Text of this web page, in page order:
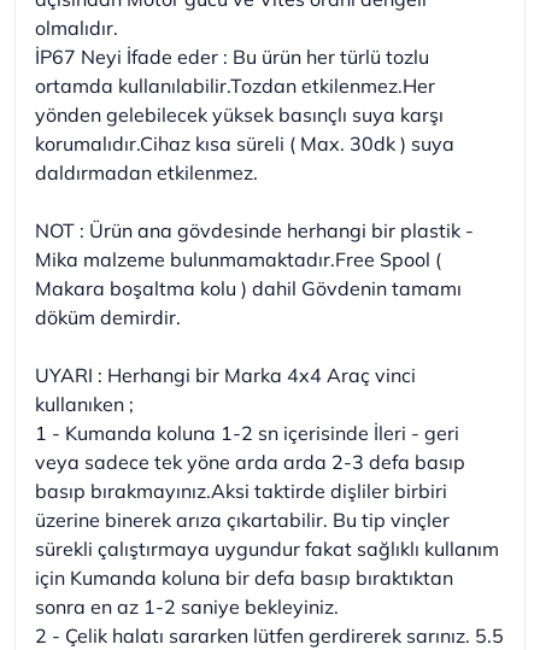
olmalıdır.
İP67 Neyi İfade eder : Bu ürün her türlü tozlu
ortamda kullanılabilir.Tozdan etkilenmez.Her
yönden gelebilecek yüksek basınçlı suya karşı
korumalıdır.Cihaz kısa süreli ( Max. 30dk ) suya
daldırmadan etkilenmez.
NOT : Ürün ana gövdesinde herhangi bir plastik -
Mika malzeme bulunmamaktadır.Free Spool (
Makara boşaltma kolu ) dahil Gövdenin tamamı
döküm demirdir.
UYARI : Herhangi bir Marka 4x4 Araç vinci
kullanıken ;
1 - Kumanda koluna 1-2 sn içerisinde İleri - geri
veya sadece tek yöne arda arda 2-3 defa basıp
basıp bırakmayınız.Aksi taktirde dişliler birbiri
üzerine binerek arıza çıkartabilir. Bu tip vinçler
sürekli çalıştırmaya uygundur fakat sağlıklı kullanım
için Kumanda koluna bir defa basıp bıraktıktan
sonra en az 1-2 saniye bekleyiniz.
2 - Çelik halatı sararken lütfen gerdirerek sarınız. 5.5